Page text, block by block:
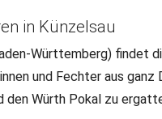
findet die
in Künzelsau
Württemberg)
und Fechter aus
den Würth Pokal zu